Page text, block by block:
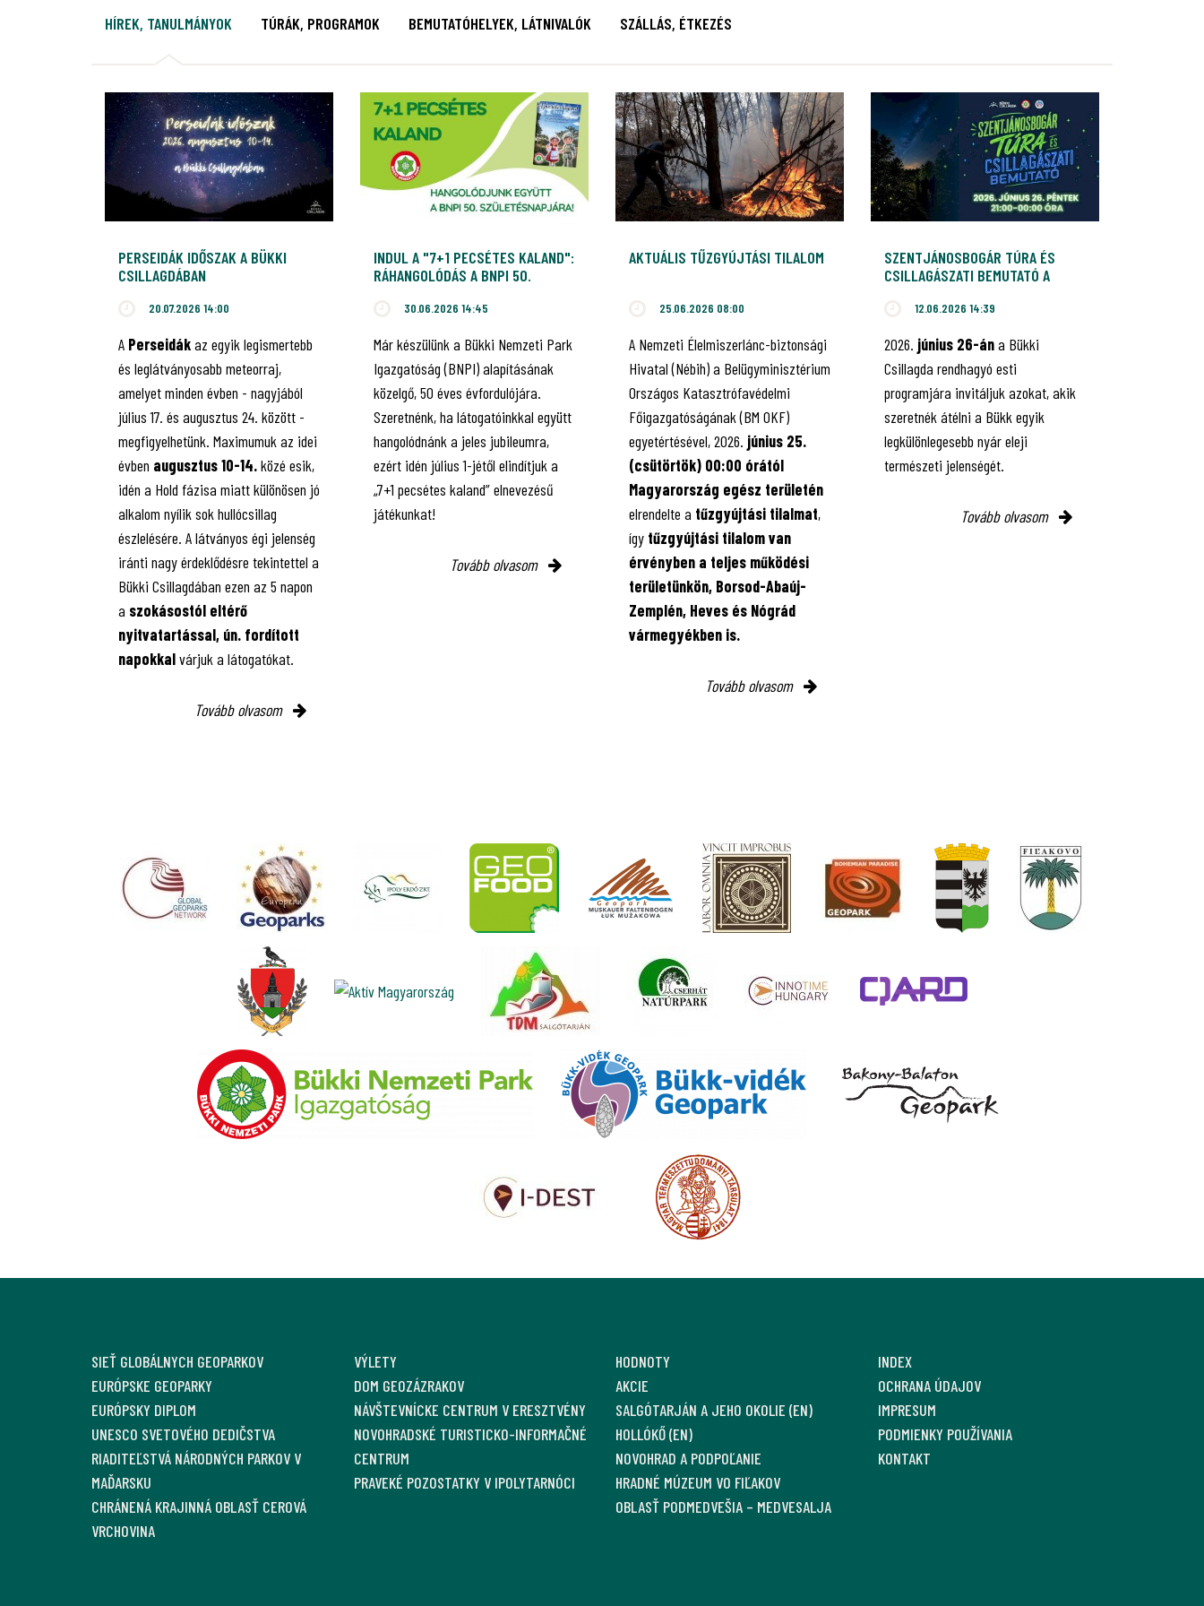
HÍREK, TANULMÁNYOK TÚRÁK, PROGRAMOK BEMUTATÓHELYEK, LÁTNIVALÓK SZÁLLÁS, ÉTKEZÉS
PERSEIDÁK IDŐSZAK A BÜKKI
CSILLAGDÁBAN
20.07.2026 14:00
A Perseidákaz egyik legismertebb
és leglátványosabb meteorraj,
amelyet minden évben - nagyjából
július 17. és augusztus 24. között -
megfigyelhetünk. Maximumuk az idei
évben augusztus 10-14.közé esik,
idén a Hold fázisa miatt különösen jó
alkalom nyílik sok hullócsillag
észlelésére. A látványos égi jelenség
iránti nagy érdeklődésre tekintettel a
Bükki Csillagdában ezen az 5 napon
a szokásostól eltérő
nyitvatartással, ún. fordított
napokkalvárjuk a látogatókat.
Tovább olvasom
INDUL A "7+1 PECSÉTES KALAND":
RÁHANGOLÓDÁS A BNPI 50.
30.06.2026 14:45
Már készülünk a Bükki Nemzeti Park
Igazgatóság (BNPI) alapításának
közelgő, 50 éves évfordulójára.
Szeretnénk, ha látogatóinkkal együtt
hangolódnánk a jeles jubileumra,
ezért idén július 1-jétől elindítjuk a
„7+1 pecsétes kaland” elnevezésű
játékunkat!
Tovább olvasom
AKTUÁLIS TŰZGYÚJTÁSI TILALOM
25.06.2026 08:00
A Nemzeti Élelmiszerlánc-biztonsági
Hivatal (Nébih) a Belügyminisztérium
Országos Katasztrófavédelmi
Főigazgatóságának (BM OKF)
egyetértésével, 2026. június 25.
(csütörtök) 00:00 órától
Magyarország egész területén
elrendelte a tűzgyújtási tilalmat,
így tűzgyújtási tilalom van
érvényben a teljes működési
területünkön, Borsod-Abaúj-
Zemplén, Heves és Nógrád
vármegyékben is.
Tovább olvasom
SZENTJÁNOSBOGÁR TÚRA ÉS
CSILLAGÁSZATI BEMUTATÓ A
12.06.2026 14:39
2026. június 26-ána Bükki
Csillagda rendhagyó esti
programjára invitáljuk azokat, akik
szeretnék átélni a Bükk egyik
legkülönlegesebb nyár eleji
természeti jelenségét.
Tovább olvasom
SIEŤ GLOBÁLNYCH GEOPARKOV
EURÓPSKE GEOPARKY
EURÓPSKY DIPLOM
UNESCO SVETOVÉHO DEDIČSTVA
RIADITEĽSTVÁ NÁRODNÝCH PARKOV V
MAĎARSKU
CHRÁNENÁ KRAJINNÁ OBLASŤ CEROVÁ
VRCHOVINA
VÝLETY
DOM GEOZÁZRAKOV
NÁVŠTEVNÍCKE CENTRUM V ERESZTVÉNY
NOVOHRADSKÉ TURISTICKO-INFORMAČNÉ
CENTRUM
PRAVEKÉ POZOSTATKY V IPOLYTARNÓCI
HODNOTY
AKCIE
SALGÓTARJÁN A JEHO OKOLIE (EN)
HOLLÓKŐ (EN)
NOVOHRAD A PODPOĽANIE
HRADNÉ MÚZEUM VO FIĽAKOV
OBLASŤ PODMEDVEŠIA – MEDVESALJA
INDEX
OCHRANA ÚDAJOV
IMPRESUM
PODMIENKY POUŽÍVANIA
KONTAKT